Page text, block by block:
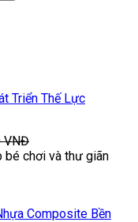
Triển Thế Lực
VNĐ
bé chơi và thư giãn
Composite Bền